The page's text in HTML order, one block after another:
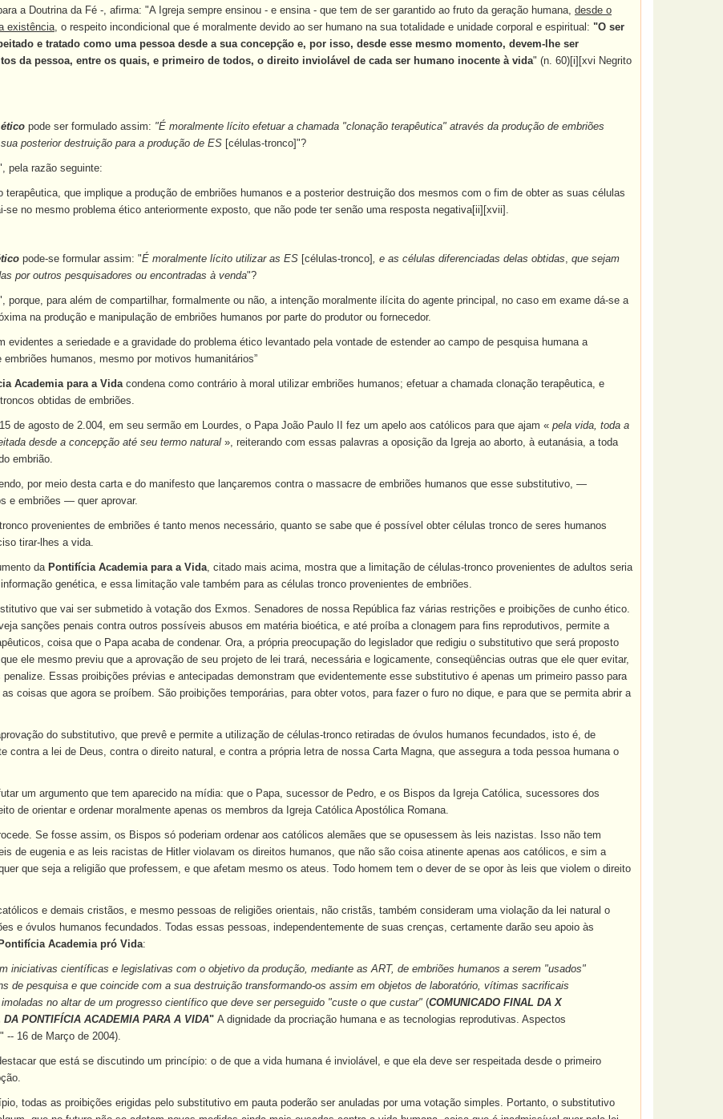
a Doutrina da Fé -, afirma: "A Igreja sempre ensinou - e ensina - que tem de ser garantido ao fruto da geração humana, desde o
existência, o respeito incondicional que é moralmente devido ao ser humano na sua totalidade e unidade corporal e espiritual: "O ser
e tratado como uma pessoa desde a sua concepção e, por isso, desde esse mesmo momento, devem-lhe ser
da pessoa, entre os quais, e primeiro de todos, o direito inviolável de cada ser humano inocente à vida" (n. 60)[i][xvi Negrito
pode ser formulado assim: "É moralmente lícito efetuar a chamada "clonação terapêutica" através da produção de embriões
posterior destruição para a produção de ES [células-tronco]"?
pela razão seguinte:
terapêutica, que implique a produção de embriões humanos e a posterior destruição dos mesmos com o fim de obter as suas células
no mesmo problema ético anteriormente exposto, que não pode ter senão uma resposta negativa[ii][xvii].
pode-se formular assim: "É moralmente lícito utilizar as ES [células-tronco], e as células diferenciadas delas obtidas, que sejam
por outros pesquisadores ou encontradas à venda"?
porque, para além de compartilhar, formalmente ou não, a intenção moralmente ilícita do agente principal, no caso em exame dá-se a
na produção e manipulação de embriões humanos por parte do produtor ou fornecedor.
evidentes a seriedade e a gravidade do problema ético levantado pela vontade de estender ao campo de pesquisa humana a
embriões humanos, mesmo por motivos humanitários”
Academia para a Vidacondena como contrário à moral utilizar embriões humanos; efetuar a chamada clonação terapêutica, e
obtidas de embriões.
de agosto de 2.004, em seu sermão em Lourdes, o Papa João Paulo II fez um apelo aos católicos para que ajam « pela vida, toda a
desde a concepção até seu termo natural », reiterando com essas palavras a oposição da Igreja ao aborto, à eutanásia, a toda
embrião.
por meio desta carta e do manifesto que lançaremos contra o massacre de embriões humanos que esse substitutivo, —
e embriões — quer aprovar.
provenientes de embriões é tanto menos necessário, quanto se sabe que é possível obter células tronco de seres humanos
tirar-lhes a vida.
da Pontifícia Academia para a Vida, citado mais acima, mostra que a limitação de células-tronco provenientes de adultos seria
genética, e essa limitação vale também para as células tronco provenientes de embriões.
que vai ser submetido à votação dos Exmos. Senadores de nossa República faz várias restrições e proibições de cunho ético.
sanções penais contra outros possíveis abusos em matéria bioética, e até proíba a clonagem para fins reprodutivos, permite a
coisa que o Papa acaba de condenar. Ora, a própria preocupação do legislador que redigiu o substitutivo que será proposto
ele mesmo previu que a aprovação de seu projeto de lei trará, necessária e logicamente, conseqüências outras que ele quer evitar,
Essas proibições prévias e antecipadas demonstram que evidentemente esse substitutivo é apenas um primeiro passo para
coisas que agora se proíbem. São proibições temporárias, para obter votos, para fazer o furo no dique, e para que se permita abrir a
do substitutivo, que prevê e permite a utilização de células-tronco retiradas de óvulos humanos fecundados, isto é, de
contra a lei de Deus, contra o direito natural, e contra a própria letra de nossa Carta Magna, que assegura a toda pessoa humana o
um argumento que tem aparecido na mídia: que o Papa, sucessor de Pedro, e os Bispos da Igreja Católica, sucessores dos
de orientar e ordenar moralmente apenas os membros da Igreja Católica Apostólica Romana.
Se fosse assim, os Bispos só poderiam ordenar aos católicos alemães que se opusessem às leis nazistas. Isso não tem
de eugenia e as leis racistas de Hitler violavam os direitos humanos, que não são coisa atinente apenas aos católicos, e sim a
que seja a religião que professem, e que afetam mesmo os ateus. Todo homem tem o dever de se opor às leis que violem o direito
e demais cristãos, e mesmo pessoas de religiões orientais, não cristãs, também consideram uma violação da lei natural o
e óvulos humanos fecundados. Todas essas pessoas, independentemente de suas crenças, certamente darão seu apoio às
Pontifícia Academia pró Vida:
iniciativas científicas e legislativas com o objetivo da produção, mediante as ART, de embriões humanos a serem "usados"
de pesquisa e que coincide com a sua destruição transformando-os assim em objetos de laboratório, vítimas sacrificais
no altar de um progresso científico que deve ser perseguido "custe o que custar" (COMUNICADO FINAL DA X
PONTIFÍCIA ACADEMIA PARA A VIDA" A dignidade da procriação humana e as tecnologias reprodutivas. Aspectos
-- 16 de Março de 2004).
que está se discutindo um princípio: o de que a vida humana é inviolável, e que ela deve ser respeitada desde o primeiro
todas as proibições erigidas pelo substitutivo em pauta poderão ser anuladas por uma votação simples. Portanto, o substitutivo